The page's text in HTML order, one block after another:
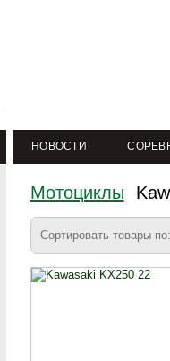
НОВОСТИ
Мотоциклы
Сортировать товары